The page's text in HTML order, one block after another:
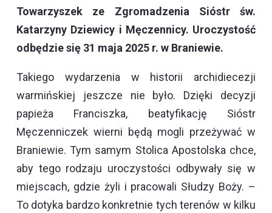
Towarzyszek ze Zgromadzenia Sióstr św.
Katarzyny Dziewicy i Męczennicy. Uroczystość
odbędzie się 31 maja 2025 r. w Braniewie.
Takiego wydarzenia w historii archidiecezji
warmińskiej jeszcze nie było. Dzięki decyzji
papieża Franciszka, beatyfikację Sióstr
Męczenniczek wierni będą mogli przeżywać w
Braniewie. Tym samym Stolica Apostolska chce,
aby tego rodzaju uroczystości odbywały się w
miejscach, gdzie żyli i pracowali Słudzy Boży. –
To dotyka bardzo konkretnie tych terenów w kilku